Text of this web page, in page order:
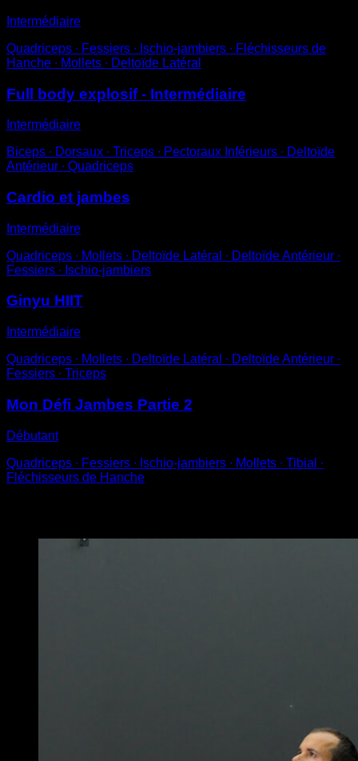
Intermédiaire
Quadriceps ∙ Fessiers ∙ Ischio-jambiers ∙ Fléchisseurs de
Hanche ∙ Mollets ∙ Deltoïde Latéral
Full body explosif - Intermédiaire
Intermédiaire
Biceps ∙ Dorsaux ∙ Triceps ∙ Pectoraux Inférieurs ∙ Deltoïde
Antérieur ∙ Quadriceps
Cardio et jambes
Intermédiaire
Quadriceps ∙ Mollets ∙ Deltoïde Latéral ∙ Deltoïde Antérieur ∙
Fessiers ∙ Ischio-jambiers
Ginyu HIIT
Intermédiaire
Quadriceps ∙ Mollets ∙ Deltoïde Latéral ∙ Deltoïde Antérieur ∙
Fessiers ∙ Triceps
Mon Défi Jambes Partie 2
Débutant
Quadriceps ∙ Fessiers ∙ Ischio-jambiers ∙ Mollets ∙ Tibial ∙
Fléchisseurs de Hanche